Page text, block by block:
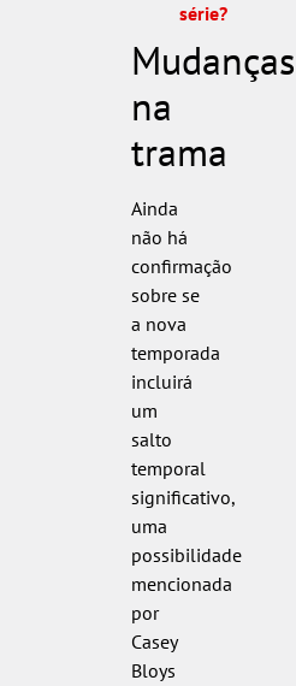
série?
Mudanças
na
trama
Ainda
não há
confirmação
sobre se
a nova
temporada
incluirá
um
salto
temporal
significativo,
uma
possibilidade
mencionada
por
Casey
Bloys